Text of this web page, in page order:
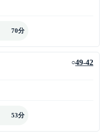
70分
○49-42
53分